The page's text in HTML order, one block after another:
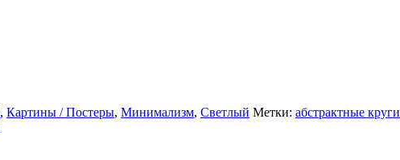
, Картины / Постеры, Минимализм, Светлый Метки: абстрактные круги